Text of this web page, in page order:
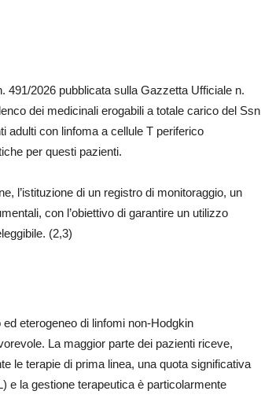
2026 pubblicata sulla Gazzetta Ufficiale n.
dei medicinali erogabili a totale carico del Ssn
adulti con linfoma a cellule T periferico
per questi pazienti.
l’istituzione di un registro di monitoraggio, un
con l’obiettivo di garantire un utilizzo
(2,3)
eterogeneo di linfomi non-Hodgkin
La maggior parte dei pazienti riceve,
le terapie di prima linea, una quota significativa
e la gestione terapeutica è particolarmente